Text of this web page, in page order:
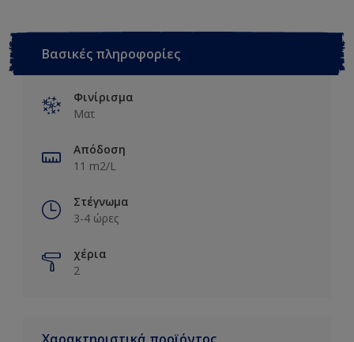
Βασικές πληροφορίες
Φινίρισμα
Ματ
Απόδοση
11 m2/L
Στέγνωμα
3-4 ώρες
χέρια
2